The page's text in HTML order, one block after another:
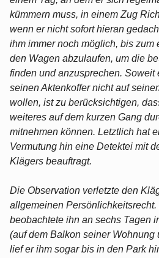
kümmern muss, in einem Zug
wenn er nicht sofort hieran
ihm immer noch möglich, bis zum
den Wagen abzulaufen, um die
finden und anzusprechen. Soweit
seinen Aktenkoffer nicht auf
wollen, ist zu berücksichtigen,
weiteres auf dem kurzen Gang
mitnehmen können. Letztlich hat
Vermutung hin eine Detektei mit
Klägers beauftragt.
Die Observation verletzte den
allgemeinen Persönlichkeitsrecht.
beobachtete ihn an sechs Tagen
(auf dem Balkon seiner Wohnung
lief er ihm sogar bis in den Park